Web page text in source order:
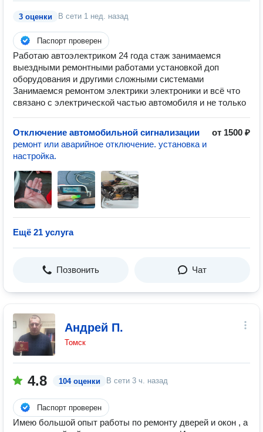
3 оценки В сети 1 нед. назад
Паспорт проверен
Работаю автоэлектриком 24 года стаж занимаемся
выездными ремонтными работами установкой доп
оборудования и другими сложными системами
Занимаемся ремонтом электрики электроники и всё что
связано с электрической частью автомобиля и не только
Отключение автомобильной сигнализации
от 1500 ₽
ремонт или аварийное отключение. установка и
настройка.
Ещё 21 услуга
Позвонить Чат
Андрей П.
Томск
4.8 104 оценки В сети 3 ч. назад
Паспорт проверен
Имею большой опыт работы по ремонту дверей и окон , а